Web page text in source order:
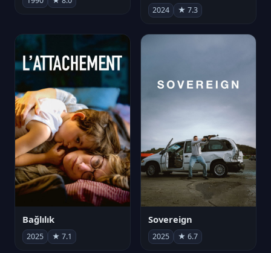
2024 ★ 7.3
Bağlılık
2025 ★ 7.1
Sovereign
2025 ★ 6.7